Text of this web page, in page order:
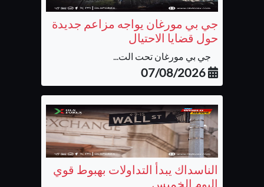
جي بي مورغان يواجه مزاعم جديدة
حول قضايا الاحتيال
جي بي مورغان تحت الت...
07/08/2026
الناسداك يبدأ التداولات بهبوط قوي
اليوم الخميس